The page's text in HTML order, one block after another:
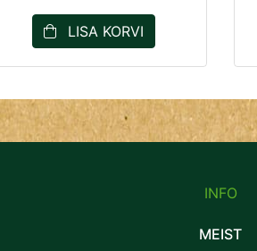
LISA KORVI
INFO
MEIST